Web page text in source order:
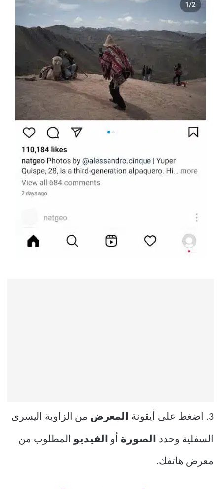
3. اضغط على أيقونة المعرض من الزاوية اليسرى
السفلية وحدد الصورة أو الفيديو المطلوب من
معرض هاتفك.